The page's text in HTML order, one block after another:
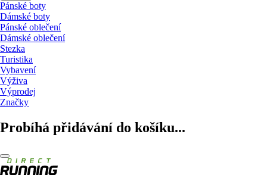
Pánské boty
Dámské boty
Pánské oblečení
Dámské oblečení
Stezka
Turistika
Vybavení
Výživa
Výprodej
Značky
Probíhá přidávání do košíku...